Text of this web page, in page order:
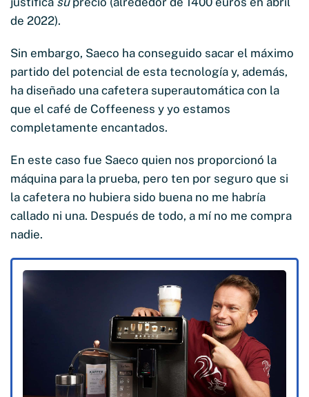
de 2022).
Sin embargo, Saeco ha conseguido sacar el máximo
partido del potencial de esta tecnología y, además,
ha diseñado una cafetera superautomática con la
que el café de Coffeeness y yo estamos
completamente encantados.
En este caso fue Saeco quien nos proporcionó la
máquina para la prueba, pero ten por seguro que si
la cafetera no hubiera sido buena no me habría
callado ni una. Después de todo, a mí no me compra
nadie.